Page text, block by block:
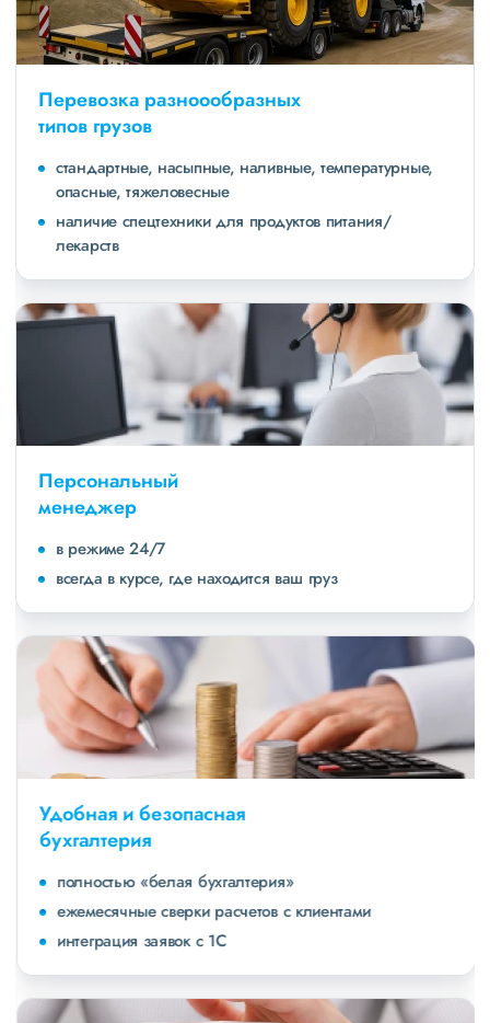
Перевозка разноообразных
типов грузов
стандартные, насыпные, наливные, температурные,
опасные, тяжеловесные
наличие спецтехники для продуктов питания/
лекарств
Персональный
менеджер
в режиме 24/7
всегда в курсе, где находится ваш груз
Удобная и безопасная
бухгалтерия
полностью «белая бухгалтерия»
ежемесячные сверки расчетов с клиентами
интеграция заявок с 1С